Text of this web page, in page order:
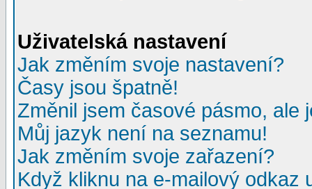
Uživatelská nastavení
Jak změním svoje nastavení?
Časy jsou špatně!
Změnil jsem časové pásmo, ale
Můj jazyk není na seznamu!
Jak změním svoje zařazení?
Když kliknu na e-mailový odkaz